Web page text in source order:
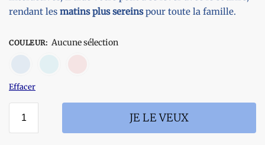
rendant les matins plus sereinspour toute la famille.
COULEUR: Aucune sélection
Effacer
JE LE VEUX